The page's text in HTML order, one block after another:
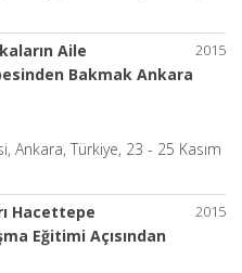
2015
Aile
Bakmak Ankara
Ankara, Türkiye, 23 - 25 Kasım
2015
Hacettepe
Eğitimi Açısından